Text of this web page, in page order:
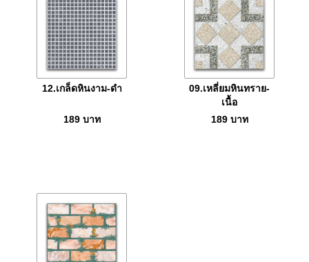
12.เกล็ดหินงาม-ดำ
189 บาท
09.เหลี่ยมหินทราย-
เนื้อ
189 บาท